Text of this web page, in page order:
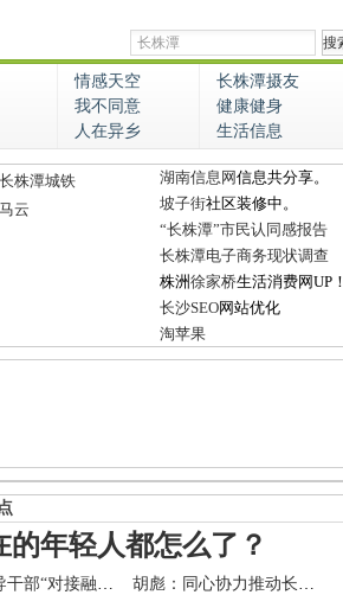
情感天空
长株潭摄友
我不同意
健康健身
人在异乡 生活信息
长株潭城铁
马云
湖南信息网信息共分享。
坡子街社区装修中。
“长株潭”市民认同感报告
长株潭电子商务现状调查
株洲徐家桥生活消费网UP！
长沙SEO网站优化
淘苹果
的年轻人都怎么了？
娄底市领导干部“对接融入长株潭，加快转变经济发展方式”研修班开讲
胡彪：同心协力推动长株潭“两型社会”建设